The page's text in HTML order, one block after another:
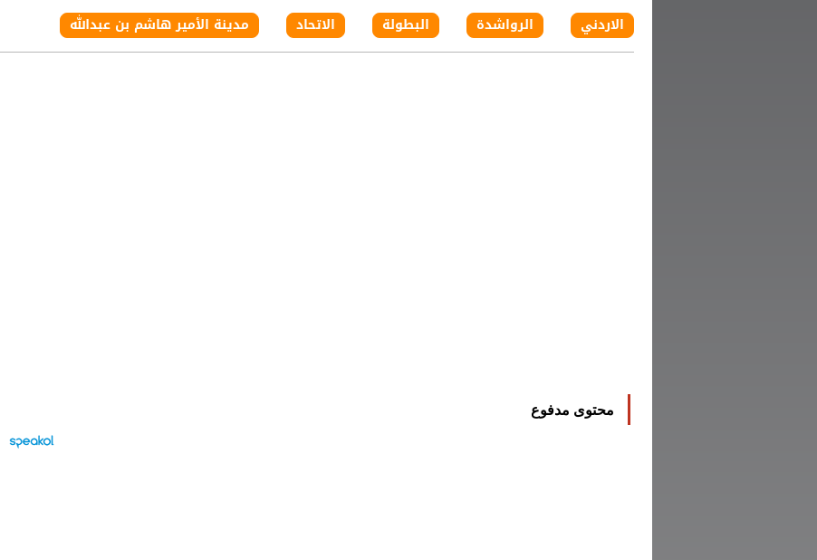
الاردني الرواشدة البطولة الاتحاد مدينة الأمير هاشم بن عبدالله
محتوى مدفوع